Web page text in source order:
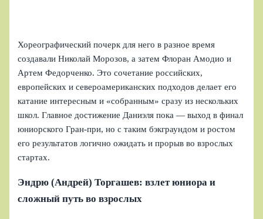
Хореографический почерк для него в разное время
создавали Николай Морозов, а затем Флоран Амодио и
Артем Федорченко. Это сочетание российских,
европейских и североамериканских подходов делает его
катание интересным и «собранным» сразу из нескольких
школ. Главное достижение Даниэля пока — выход в финал
юниорского Гран-при, но с таким бэкграундом и ростом
его результатов логично ожидать и прорыв во взрослых
стартах.
Эндрю (Андрей) Торгашев: взлет юниора и
сложный путь во взрослых